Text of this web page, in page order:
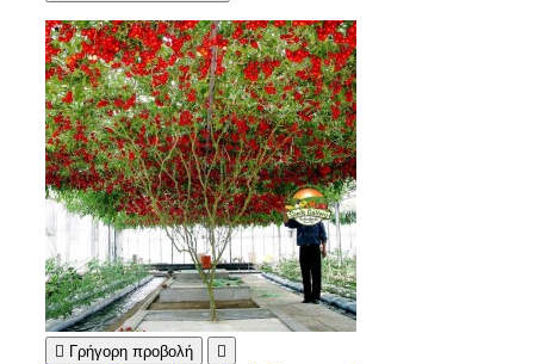
 Γρήγορη προβολή 